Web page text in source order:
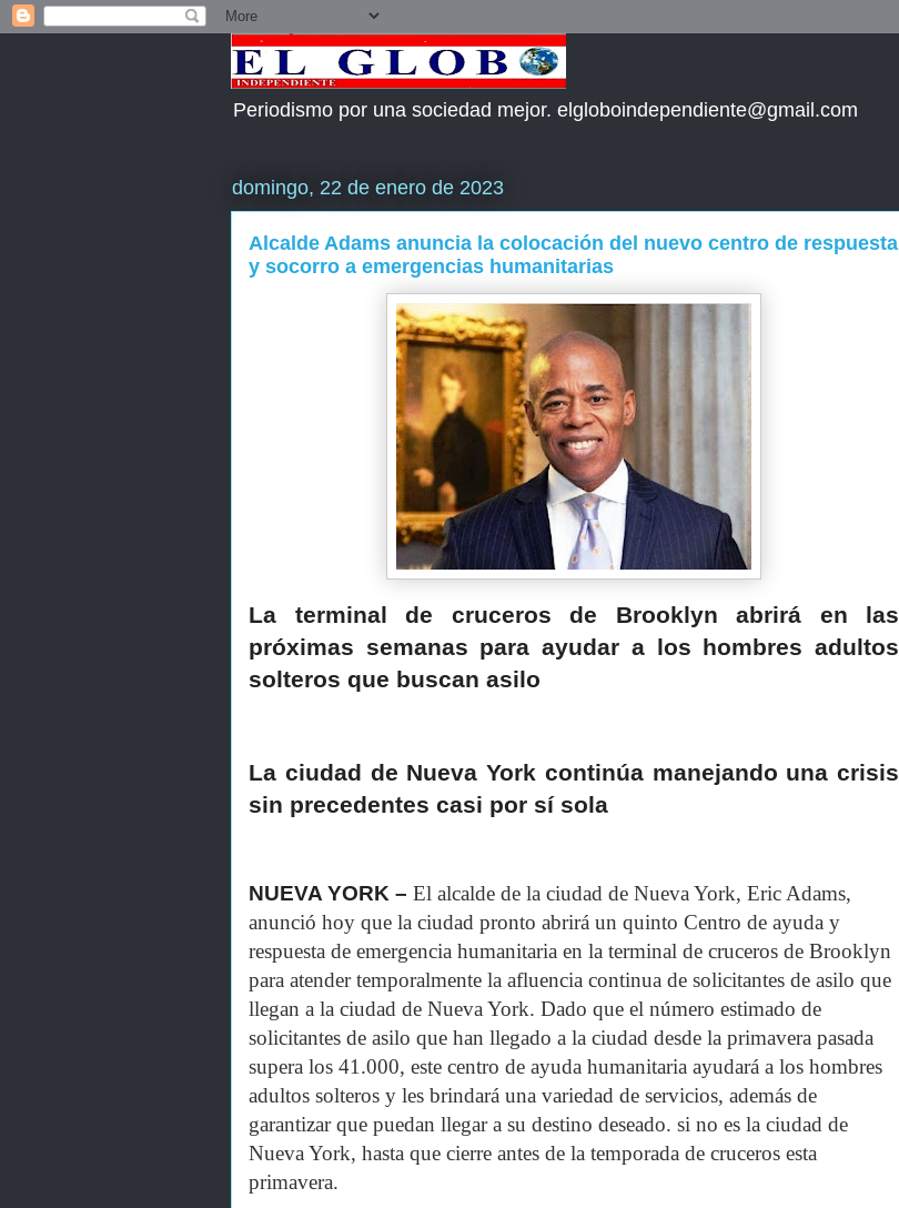
Periodismo por una sociedad mejor. elgloboindependiente@gmail.com
domingo, 22 de enero de 2023
Alcalde Adams anuncia la colocación del nuevo centro de respuesta
y socorro a emergencias humanitarias
La terminal de cruceros de Brooklyn abrirá en las
próximas semanas para ayudar a los hombres adultos
solteros que buscan asilo
La ciudad de Nueva York continúa manejando una crisis
sin precedentes casi por sí sola
NUEVA YORK – El alcalde de la ciudad de Nueva York, Eric Adams,
anunció hoy que la ciudad pronto abrirá un quinto Centro de ayuda y
respuesta de emergencia humanitaria en la terminal de cruceros de Brooklyn
para atender temporalmente la afluencia continua de solicitantes de asilo que
llegan a la ciudad de Nueva York. Dado que el número estimado de
solicitantes de asilo que han llegado a la ciudad desde la primavera pasada
supera los 41.000, este centro de ayuda humanitaria ayudará a los hombres
adultos solteros y les brindará una variedad de servicios, además de
garantizar que puedan llegar a su destino deseado. si no es la ciudad de
Nueva York, hasta que cierre antes de la temporada de cruceros esta
primavera.